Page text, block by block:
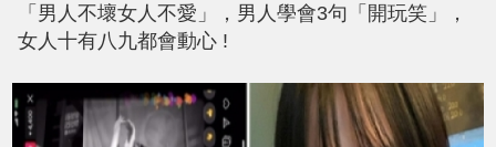
「男人不壞女人不愛」，男人學會3句「開玩笑」，
女人十有八九都會動心 !